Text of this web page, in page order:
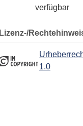
verfügbar
Lizenz-/
1.0